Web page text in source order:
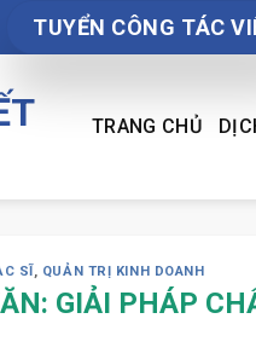
TUYỂN CÔNG TÁC
TRANG CHỦ
SĨ , QUẢN TRỊ KINH DOANH
GIẢI PHÁP